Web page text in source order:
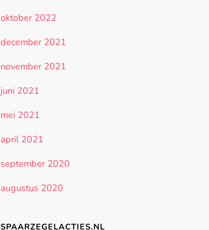
oktober 2022
december 2021
november 2021
juni 2021
mei 2021
april 2021
september 2020
augustus 2020
SPAARZEGELACTIES.NL